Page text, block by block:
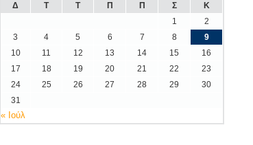
Δ Τ Τ Π Π Σ
Κ
1
2
3
4 5 6 7 8
9
10
11 12 13 14 15
16
17
18 19 20 21 22
23
24
25 26 27 28 29
30
31
« Ιούλ